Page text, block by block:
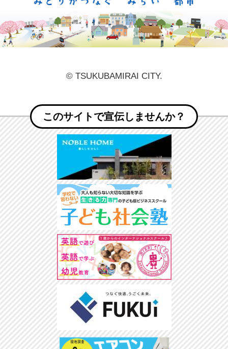
© TSUKUBAMIRAI CITY.
このサイトで宣伝しませんか？